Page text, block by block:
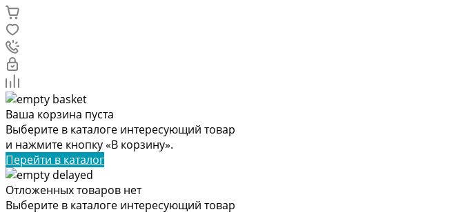
Ваша корзина пуста
Выберите в каталоге интересующий товар
и нажмите кнопку «В корзину».
Перейти в каталог
Отложенных товаров нет
Выберите в каталоге интересующий товар